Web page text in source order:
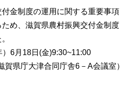
金制度の運用に関する重要事項
め、滋賀県農村振興交付金制度
6月18日(金)9:30~11:00
賀県庁大津合同庁舎6－A会議室）